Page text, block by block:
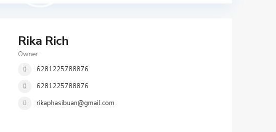
Rika Rich
Owner
6281225788876
6281225788876
rikaphasibuan@gmail.com